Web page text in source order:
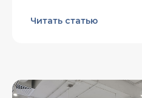
Читать статью